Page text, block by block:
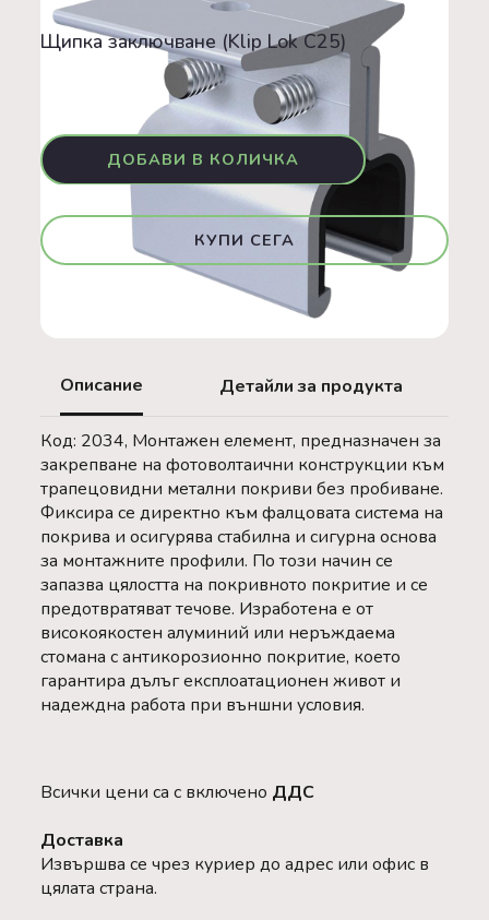
GO GREEN
Щипка заключване (Klip Lok C25)
КУПИ СЕГА
Описание Детайли за продукта
Код: 2034, Монтажен елемент, предназначен за
закрепване на фотоволтаични конструкции към
трапецовидни метални покриви без пробиване.
Фиксира се директно към фалцовата система на
покрива и осигурява стабилна и сигурна основа
за монтажните профили. По този начин се
запазва цялостта на покривното покритие и се
предотвратяват течове. Изработена е от
високоякостен алуминий или неръждаема
стомана с антикорозионно покритие, което
гарантира дълъг експлоатационен живот и
надеждна работа при външни условия.
Всички цени са с включено ДДС
Доставка
Извършва се чрез куриер до адрес или офис в
цялата страна.